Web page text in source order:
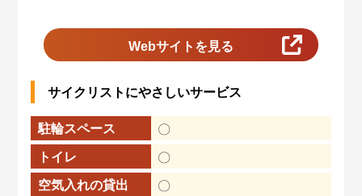
Webサイトを見る
サイクリストにやさしいサービス
駐輪スペース
〇
トイレ
〇
空気入れの貸出
〇